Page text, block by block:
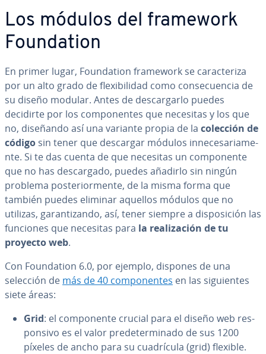
Los módulos del framework
Fou­n­da­tion
En primer lugar, Fou­n­da­tion framework se ca­ra­c­te­ri­za
por un alto grado de fle­xi­bi­li­dad como co­n­se­cue­n­cia de
su diseño modular. Antes de de­s­ca­r­gar­lo puedes
decidirte por los co­m­po­ne­n­tes que necesitas y los que
no, diseñando así una variante propia de la colección de
código sin tener que descargar módulos in­ne­ce­sa­ria­me­
n­te. Si te das cuenta de que necesitas un co­m­po­ne­n­te
que no has de­s­ca­r­ga­do, puedes añadirlo sin ningún
problema po­s­te­rio­r­me­n­te, de la misma forma que
también puedes eliminar aquellos módulos que no
utilizas, ga­ra­n­ti­za­n­do, así, tener siempre a di­s­po­si­ción las
funciones que necesitas para la rea­li­za­ción de tu
proyecto web.
Con Fou­n­da­tion 6.0, por ejemplo, dispones de una
selección de más de 40 co­m­po­ne­n­tes en las si­guie­n­tes
siete áreas:
Grid: el co­m­po­ne­n­te crucial para el diseño web re­s­
po­n­si­vo es el valor pre­de­te­r­mi­na­do de sus 1200
píxeles de ancho para su cua­drí­cu­la (grid) flexible.